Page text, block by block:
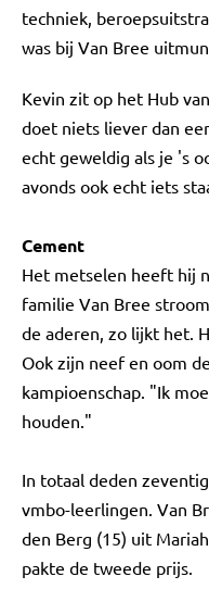
techniek,
was bij Van Bree
Kevin zit op het Hub
doet niets liever dan
echt geweldig als je 's
avonds ook echt iets
Cement
Het metselen heeft hij
familie Van Bree
de aderen, zo lijkt het.
Ook zijn neef en oom
kampioenschap. "Ik
houden."
In totaal deden
vmbo-leerlingen. Van
den Berg (15) uit
pakte de tweede prijs.